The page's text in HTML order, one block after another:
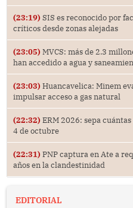
(23:19) SIS es reconocido por
críticos desde zonas alejadas
(23:05) MVCS: más de 2.3
han accedido a agua y
(23:03) Huancavelica: Minem
impulsar acceso a gas natural
(22:32) ERM 2026: sepa
4 de octubre
(22:31) PNP captura en Ate a
años en la clandestinidad
EDITORIAL